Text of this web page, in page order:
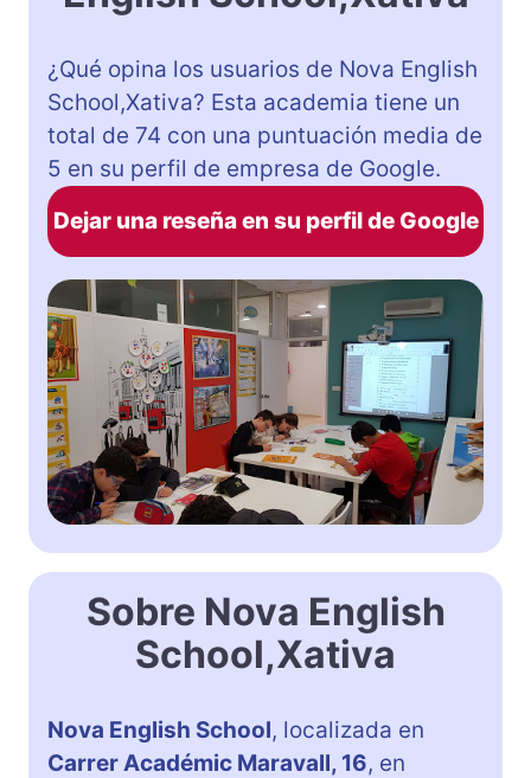
¿Qué opina los usuarios de Nova English
School,Xativa? Esta academia tiene un
total de 74 con una puntuación media de
5 en su perfil de empresa de Google.
Dejar una reseña en su perfil de Google
Sobre Nova English
School,Xativa
Nova English School, localizada en
Carrer Académic Maravall, 16, en